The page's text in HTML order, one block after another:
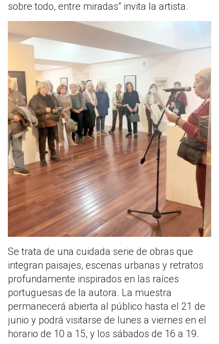
sobre todo, entre miradas” invita la artista.
Se trata de una cuidada serie de obras que
integran paisajes, escenas urbanas y retratos
profundamente inspirados en las raíces
portuguesas de la autora. La muestra
permanecerá abierta al público hasta el 21 de
junio y podrá visitarse de lunes a viernes en el
horario de 10 a 15, y los sábados de 16 a 19.